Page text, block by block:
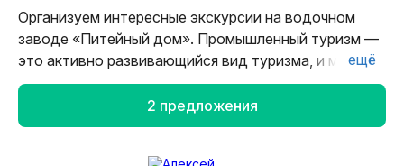
Организуем интересные экскурсии на водочном
заводе «Питейный дом». Промышленный туризм —
это активно развивающийся вид туризма, и мы с
радостью приглашаем вас окунуться в совершенно
новый мир промышленного предприятия.
ещё
2 предложения